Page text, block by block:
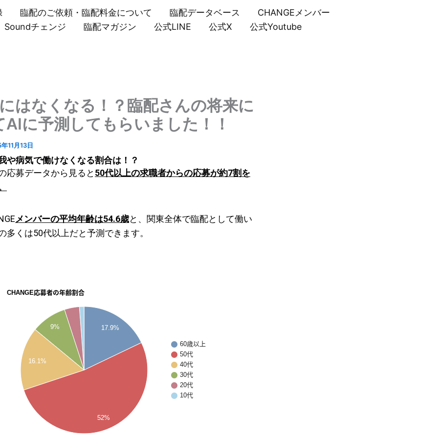
臨配のご依頼・臨配料金について 臨配データベース
CHANGEメンバー
Soundチェンジ
臨配マガジン 公式LINE 公式X 公式Youtube
はなくなる！？臨配さんの将来に
AIに予測してもらいました！！
11月13日
や病気で働けなくなる割合は！？
応募データから見ると 50代以上の求職者からの応募が約7割を
メンバーの平均年齢は54.6歳と、関東全体で臨配として働い
多くは50代以上だと予測できます。